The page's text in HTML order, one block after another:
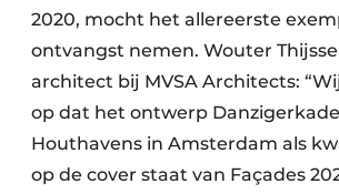
2020, mocht het allereerste
ontvangst nemen. Wouter
architect bij MVSA Architects:
op dat het ontwerp Danzigerkade
Houthavens in Amsterdam als
op de cover staat van Façades